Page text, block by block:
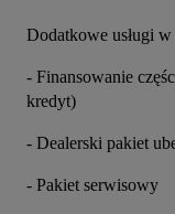
Dodatkowe usługi w
- Finansowanie
kredyt)
- Dealerski pakiet
- Pakiet serwisowy